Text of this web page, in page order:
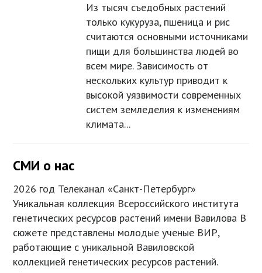
Из тысяч съедобных растений
только кукуруза, пшеница и рис
считаются основными источниками
пищи для большинства людей во
всем мире. Зависимость от
нескольких культур приводит к
высокой уязвимости современных
систем земледелия к изменениям
климата...
СМИ о нас
2026 год Телеканал «Санкт-Петербург»
Уникальная коллекция Всероссийского института
генетических ресурсов растений имени Вавилова В
сюжете представлены молодые ученые ВИР,
работающие с уникальной Вавиловской
коллекцией генетических ресурсов растений.